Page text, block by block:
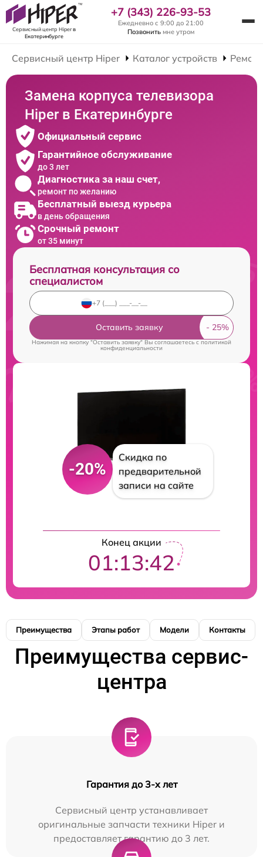
Сервисный центр Hiperв
Екатеринбурге
+7 (343) 226-93-53
Ежедневно с 9:00 до 21:00
Позвонить мне утром
Сервисный центр Hiper Каталог устройств
Замена корпуса телевизора
Hiper в Екатеринбурге
Официальный сервис
Гарантийное обслуживание
до 3 лет
Диагностика за наш счет,
ремонт по желанию
Бесплатный выезд курьера
в день обращения
Срочный ремонт
от 35 минут
Бесплатная консультация со
специалистом
Оставить заявку
Нажимая на кнопку "Оставить заявку" Вы соглашаетесь cполитикой
конфиденциальности
-20%
Скидка по
предварительной
записи на сайте
Конец акции
01:13:42
Преимущества Этапы работ Модели Контакты
Преимущества сервис-
центра
Гарантия до 3-х лет
Сервисный центр устанавливает
оригинальные запчасти техники Hiper и
предоставляет гарантию до 3 лет.